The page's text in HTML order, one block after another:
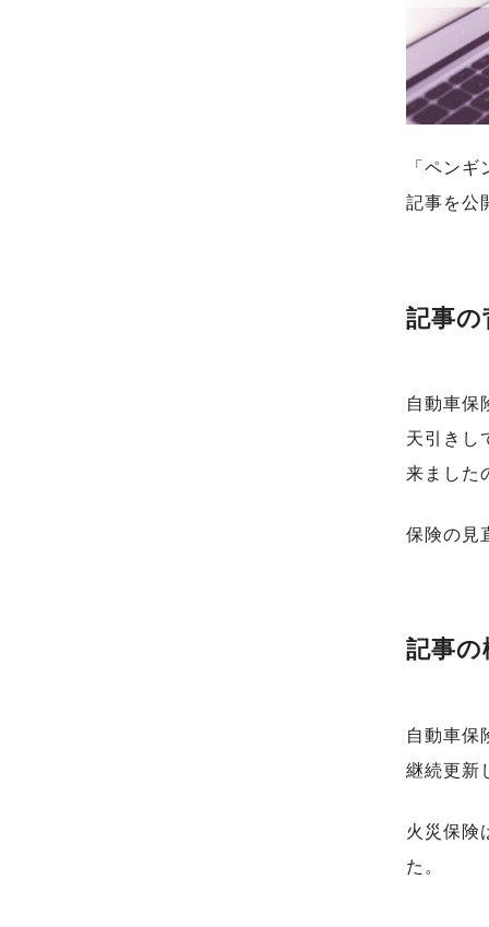
「ペン
記事を公
記事の
自動車保
天引きし
来ました
保険の見
記事の
自動車保
継続更新
火災保険
た。